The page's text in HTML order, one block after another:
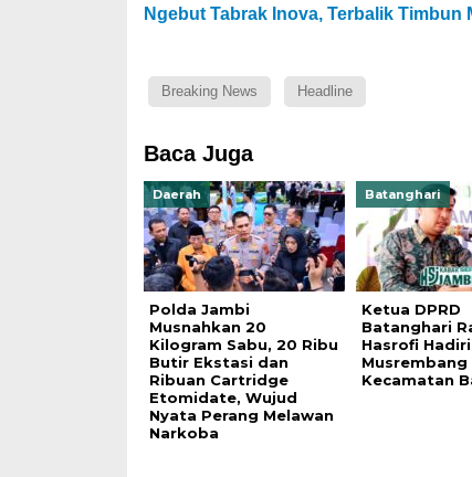
Ngebut Tabrak Inova, Terbalik
Breaking News Headline
Baca Juga
Daerah
Polda Jambi
Musnahkan 20
Kilogram Sabu, 20 Ribu
Butir Ekstasi dan
Ribuan Cartridge
Etomidate, Wujud
Nyata Perang Melawan
Narkoba
Batanghari
Ketua DPRD
Batanghari
Hasrofi Hadiri
Musrembang
Kecamatan